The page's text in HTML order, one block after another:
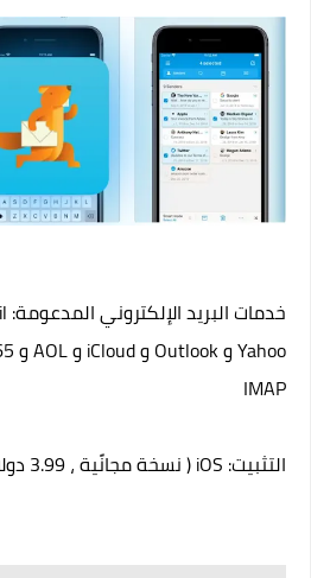
IMAP
التثبيت: iOS( نسخة مجانًية ، 3.99 دولارات شهريًا)